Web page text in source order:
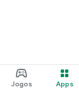
Jogos Apps